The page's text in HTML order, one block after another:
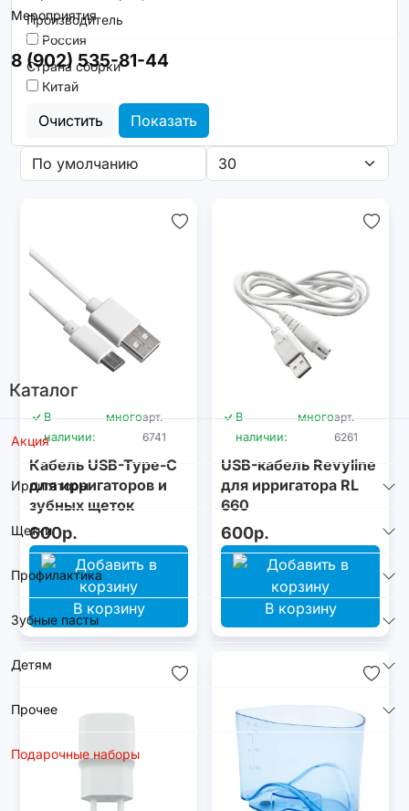
Мероприятия
8 (902) 535-81-44
Каталог
Акция
Ирригаторы
Щетки
Профилактика
Зубные пасты
Детям
Прочее
Подарочные наборы
Производитель
Россия
Страна сборки
Китай
Очистить Показать
В
наличии:
многоарт.
6741
Кабель USB-Type-C
для ирригаторов и
зубных щеток
Revyline
600р.
В корзину
В
наличии:
многоарт.
6261
USB-кабель Revyline
для ирригатора RL
660
600р.
В корзину